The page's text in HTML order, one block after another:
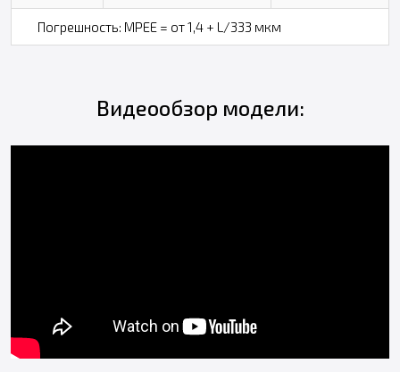
Погрешность: MPEE = от 1,4 + L/333 мкм
Видеообзор модели: